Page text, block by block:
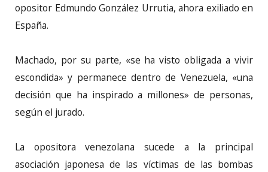
opositor Edmundo González Urrutia, ahora exiliado en
España.
Machado, por su parte, «se ha visto obligada a vivir
escondida» y permanece dentro de Venezuela, «una
decisión que ha inspirado a millones» de personas,
según el jurado.
La opositora venezolana sucede a la principal
asociación japonesa de las víctimas de las bombas